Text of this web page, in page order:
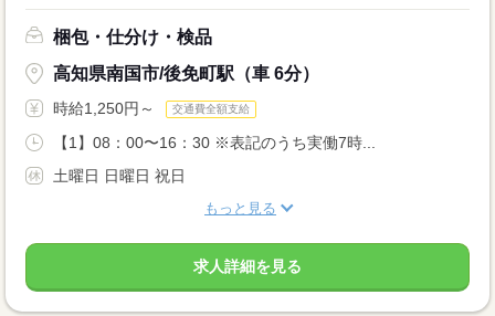
梱包・仕分け・検品
高知県南国市/後免町駅（車 6分）
時給1,250円～ 交通費全額支給
【1】08：00〜16：30 ※表記のうち実働7時...
土曜日 日曜日 祝日
もっと見る
求人詳細を見る